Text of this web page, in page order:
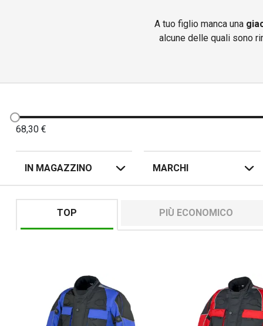
A tuo figlio manca una
alcune delle quali sono
68,30 €
IN MAGAZZINO MARCHI
TOP PIÙ ECONOMICO